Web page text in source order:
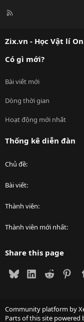
R
Zix.vn - Học Vật lí
Có gì mới?
Bài viết mới
Dòng thời gian
Hoạt động mới nhất
Thống kê diễn đàn
Chủ đề
Bài viết
Thành viên
Thành viên mới nhất
Share this page
BlueskyLinkedIn
Reddit
Community platform by
Parts of this site powered